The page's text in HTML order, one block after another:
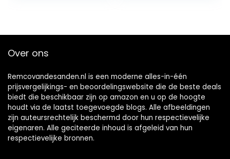
Over ons
Remcovandesanden.nl is een moderne alles-in-één
prijsvergelijkings- en beoordelingswebsite die de beste deals
biedt die beschikbaar zijn op amazon en u op de hoogte
houdt via de laatst toegevoegde blogs. Alle afbeeldingen
zijn auteursrechtelijk beschermd door hun respectievelijke
eigenaren. Alle geciteerde inhoud is afgeleid van hun
respectievelijke bronnen.